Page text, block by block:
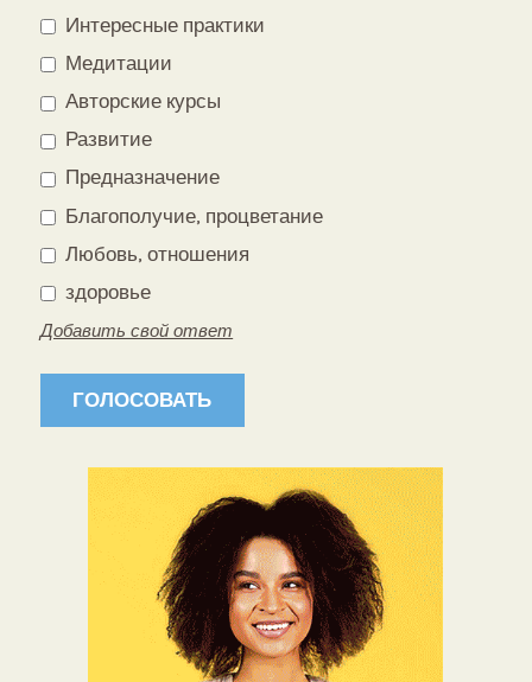
Интересные практики
Медитации
Авторские курсы
Развитие
Предназначение
Благополучие, процветание
Любовь, отношения
здоровье
Добавить свой ответ